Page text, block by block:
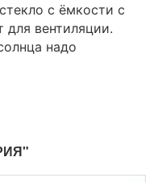
с ёмкости с
для вентиляции.
надо